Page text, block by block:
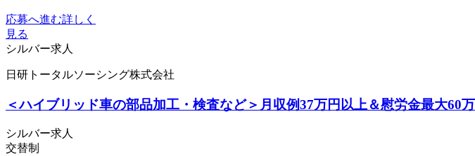
応募へ進む詳しく
見る
シルバー求人
日研トータルソーシング株式会社
＜ハイブリッド車の部品加工・検査など＞月収例37万円以上＆慰労金最大
シルバー求人
交替制